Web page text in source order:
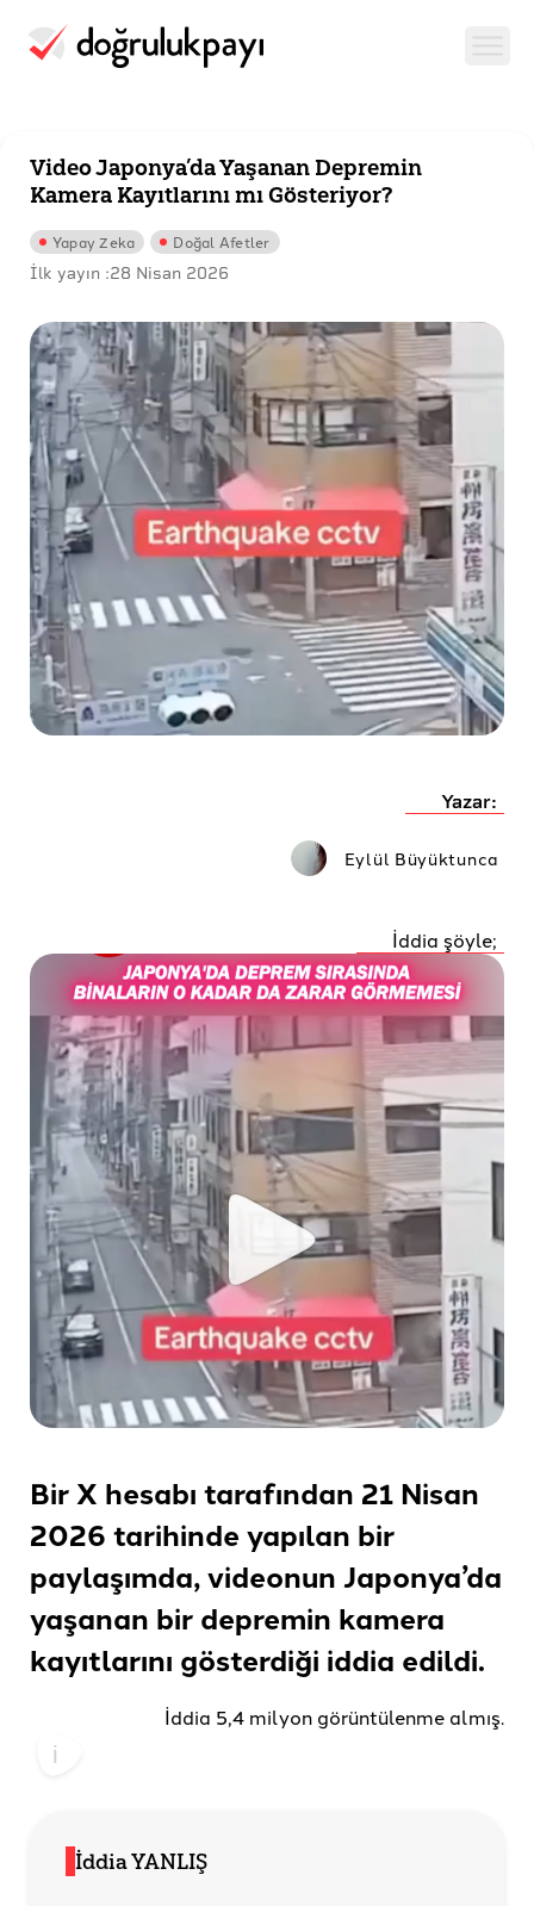
Video Japonya’da Yaşanan Depremin
Kamera Kayıtlarını mı Gösteriyor?
Yapay Zeka Doğal Afetler
İlk yayın :28 Nisan 2026
Yazar:
Eylül Büyüktunca
İddia şöyle;
Bir X hesabı tarafından 21 Nisan
2026 tarihinde yapılan bir
paylaşımda, videonun Japonya’da
yaşanan bir depremin kamera
kayıtlarını gösterdiği iddia edildi.
İddia 5,4 milyon görüntülenme almış.
İddia YANLIŞ